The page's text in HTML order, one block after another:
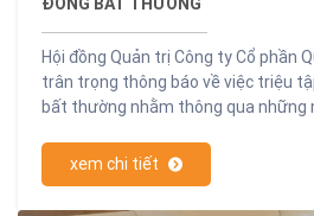
Hội đồng Quản trị Công ty Cổ phần
trân trọng thông báo về việc triệu
bất thường nhằm thông qua những
công ty trong giai đoạn mới.
xem chi tiết